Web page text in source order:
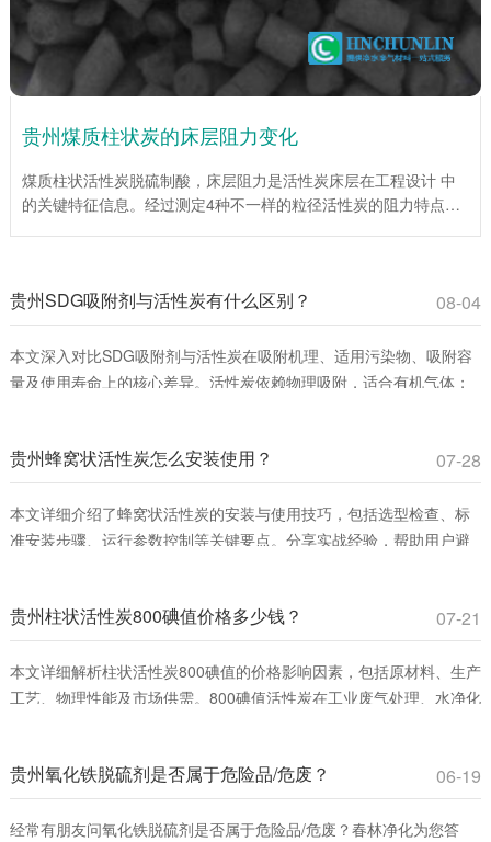
贵州煤质柱状炭的床层阻力变化
煤质柱状活性炭脱硫制酸，床层阻力是活性炭床层在工程设计 中
的关键特征信息。经过测定4种不一样的粒径活性炭的阻力特点，
力较小时对床层平均阻力系数影响很大。活性炭(1mm)床层平均阻
力系数伴随着床层高度的增加而增加，活性炭(4mm、6mm、
10mm)床层平均阻力系数伴随着床层高度的增大而下降。
贵州SDG吸附剂与活性炭有什么区别？ 08-04
本文深入对比SDG吸附剂与活性炭在吸附机理、适用污染物、吸附容
量及使用寿命上的核心差异。活性炭依赖物理吸附，适合有机气体；
贵州蜂窝状活性炭怎么安装使用？ 07-28
本文详细介绍了蜂窝状活性炭的安装与使用技巧，包括选型检查、标
准安装步骤、运行参数控制等关键要点。分享实战经验，帮助用户避
贵州柱状活性炭800碘值价格多少钱？ 07-21
本文详细解析柱状活性炭800碘值的价格影响因素，包括原材料、生产
工艺、物理性能及市场供需。800碘值活性炭在工业废气处理、水净化
贵州氧化铁脱硫剂是否属于危险品/危废？ 06-19
经常有朋友问氧化铁脱硫剂是否属于危险品/危废？春林净化为您答